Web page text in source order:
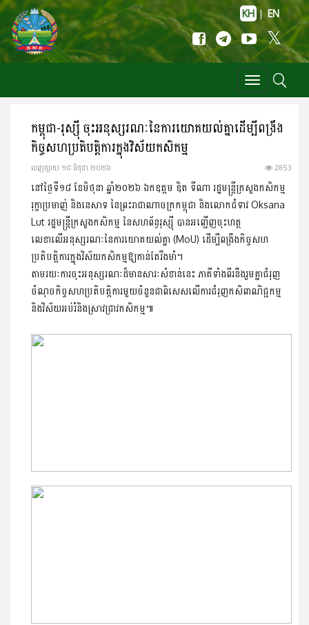
KH | EN
Toggle
navigation
កម្ពុជា-រុស្ស៊ី ចុះអនុស្សរណៈនៃការយោគយល់គ្នាដើម្បីពង្រឹង
កិច្ចសហប្រតិបត្តិការក្នុងវិស័យកសិកម្ម
ចេញ​ផ្សាយ​ ១៨ មិថុនា ២០២៦ 2853
នៅថ្ងៃទី១៨ ខែមិថុនា ឆ្នាំ២០២៦ ឯកឧត្តម ឌិត ទីណា រដ្ឋមន្ត្រីក្រសួងកសិកម្ម
រុក្ខាប្រមាញ់ និងនេសាទ នៃព្រះរាជាណាចក្រកម្ពុជា និងលោកជំទាវ Oksana
Lut រដ្ឋមន្ត្រីក្រសួងកសិកម្ម នៃសហព័ន្ធរុស្ស៊ី បានអញ្ជើញចុះហត្ថ
លេខាលើអនុស្សរណៈនៃការយោគយល់គ្នា (MoU) ដើម្បីពង្រឹងកិច្ចសហ
ប្រតិបត្តិការក្នុងវិស័យកសិកម្មឱ្យកាន់តែរឹងមាំ។
តាមរយៈការចុះអនុស្សរណៈដ៏មានសារៈសំខាន់នេះ ភាគីទាំងពីរនឹងរួមគ្នាជំរុញ
ចំណុចកិច្ចសហប្រតិបត្តិការមួយចំនួនជាពិសេសលើការជំរុញកសិពាណិជ្ជកម្ម
និងវិស័យអប់រំនិងស្រាវជ្រាវកសិកម្ម៕